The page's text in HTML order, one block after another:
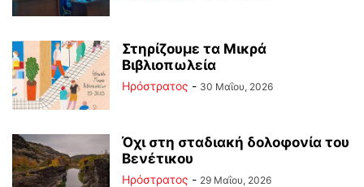
Στηρίζουμε τα Μικρά
Βιβλιοπωλεία
Ηρόστρατος - 30 Μαΐου, 2026
Όχι στη σταδιακή δολοφονία του
Βενέτικου
Ηρόστρατος - 29 Μαΐου, 2026